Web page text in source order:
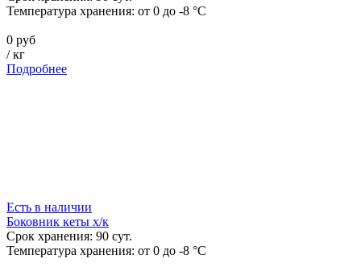
Температура хранения: от 0 до -8 °C
0 руб
/кг
Подробнее
Есть в наличии
Боковник кеты х/к
Срок хранения: 90 сут.
Температура хранения: от 0 до -8 °C